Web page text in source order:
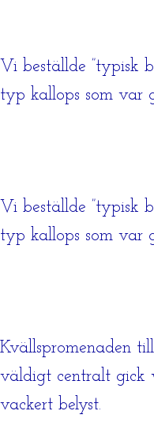
Vi beställde ”typisk
typ kallops som var
Vi beställde ”typisk
typ kallops som var
Kvällspromenaden
väldigt centralt gick
vackert belyst.